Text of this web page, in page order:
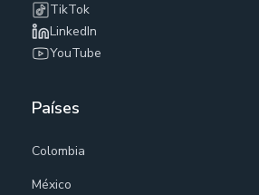
TikTok
LinkedIn
YouTube
Países
Colombia
México